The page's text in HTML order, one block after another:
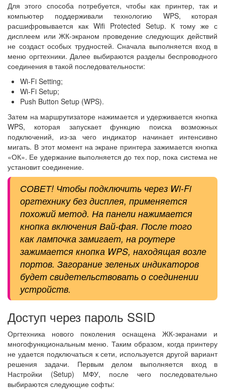
Для этого способа потребуется, чтобы как принтер, так и
компьютер поддерживали технологию WPS, которая
расшифровывается как Wifi Protected Setup. К тому же с
дисплеем или ЖК-экраном проведение следующих действий
не создаст особых трудностей. Сначала выполняется вход в
меню оргтехники. Далее выбираются разделы беспроводного
соединения в такой последовательности:
Wi-Fi Setting;
Wi-Fi Setup;
Push Button Setup (WPS).
Затем на маршрутизаторе нажимается и удерживается кнопка
WPS, которая запускает функцию поиска возможных
подключений, из-за чего индикатор начинает интенсивно
мигать. В этот момент на экране принтера зажимается кнопка
«ОК». Ее удержание выполняется до тех пор, пока система не
установит соединение.
СОВЕТ! Чтобы подключить через Wi-Fi
оргтехнику без дисплея, применяется
похожий метод. На панели нажимается
кнопка включения Вай-фая. После того
как лампочка замигает, на роутере
зажимается кнопка WPS, находящая возле
портов. Загорание зеленых индикаторов
будет свидетельствовать о соединении
устройств.
Доступ через пароль SSID
Оргтехника нового поколения оснащена ЖК-экранами и
многофункциональным меню. Таким образом, когда принтеру
не удается подключаться к сети, используется другой вариант
решения задачи. Первым делом выполняется вход в
Настройки (Setup) МФУ, после чего последовательно
выбираются следующие софты: